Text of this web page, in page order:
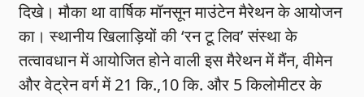
दिखे। मौका था वार्षिक मॉनसून माउंटेन मैरेथन के आयोजन
का। स्थानीय खिलाड़ियों की ‘रन टू लिव’ संस्था के
तत्वावधान में आयोजित होने वाली इस मैरेथन में मैंन, वीमेन
और वेट्रेन वर्ग में 21 कि.,10 कि. और 5 किलोमीटर के